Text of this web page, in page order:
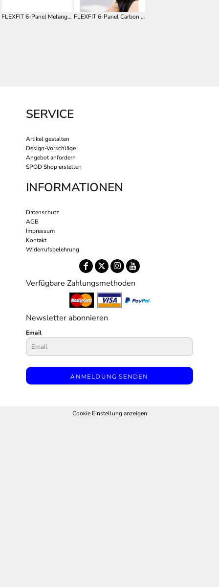
FLEXFIT 6-Panel Melange Velour Snapback FX6089VM FLEXFIT 6-Panel Carbon Snapback
SERVICE
Artikel gestalten
Design-Vorschläge
Angebot anfordern
SPOD Shop erstellen
INFORMATIONEN
Datenschutz
AGB
Impressum
Kontakt
Widerrufsbelehrung
Verfügbare Zahlungsmethoden
Newsletter abonnieren
Email
ANMELDUNG SENDEN
Cookie Einstellung anzeigen